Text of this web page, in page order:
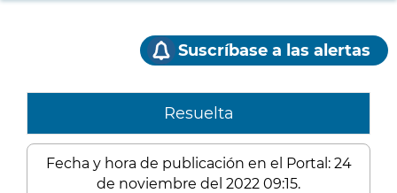
Suscríbase a las alertas
Resuelta
Fecha y hora de publicación en el Portal: 24
de noviembre del 2022 09:15.